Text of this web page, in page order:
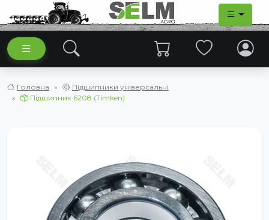
Головна
Підшипники універсальні
Підшипник 6208 (Timken)